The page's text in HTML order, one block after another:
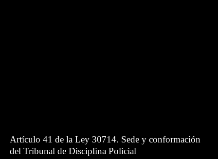
Artículo 41 de la Ley 30714. Sede y conformación
del Tribunal de Disciplina Policial